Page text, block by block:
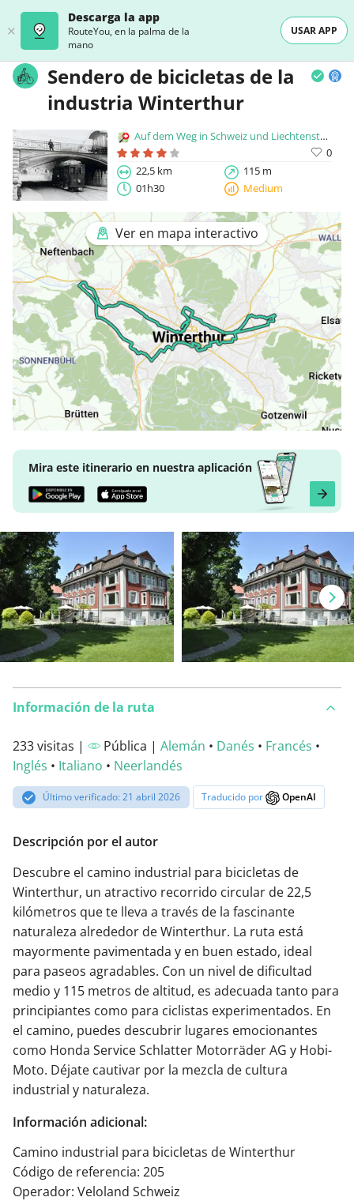
Descarga la app
RouteYou, en la palma de la
mano
USAR APP
Sendero de bicicletas de la
industria Winterthur
Auf dem Weg in Schweiz und Liechtenstein
0
22,5 km
115 m
01h30
Medium
Ver en mapa interactivo
Mira este itinerario en nuestra aplicación
Información de la ruta
233 visitas | Pública | Alemán • Danés • Francés •
Inglés • Italiano • Neerlandés
Último verificado: 21 abril 2026 Traducido por OpenAI
Descripción por el autor
Descubre el camino industrial para bicicletas de
Winterthur, un atractivo recorrido circular de 22,5
kilómetros que te lleva a través de la fascinante
naturaleza alrededor de Winterthur. La ruta está
mayormente pavimentada y en buen estado, ideal
para paseos agradables. Con un nivel de dificultad
medio y 115 metros de altitud, es adecuada tanto para
principiantes como para ciclistas experimentados. En
el camino, puedes descubrir lugares emocionantes
como Honda Service Schlatter Motorräder AG y Hobi-
Moto. Déjate cautivar por la mezcla de cultura
industrial y naturaleza.
Información adicional:
Camino industrial para bicicletas de Winterthur
Código de referencia: 205
Operador: Veloland Schweiz